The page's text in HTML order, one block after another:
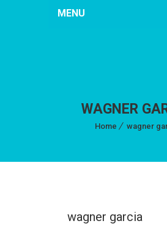
MENU
WAGNER
Home wagner
wagner garcia